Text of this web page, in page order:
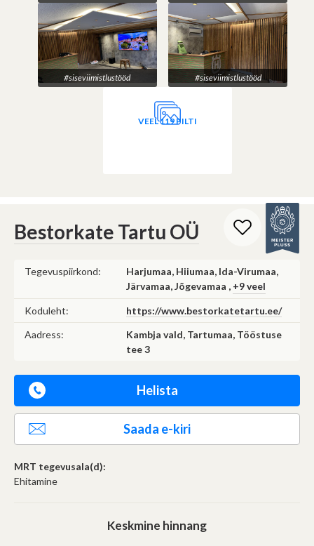
#siseviimistlustööd #siseviimistlustööd
VEEL 119 PILTI
Bestorkate Tartu OÜ
Tegevuspiirkond:
Harjumaa, Hiiumaa, Ida-Virumaa,
Järvamaa, Jõgevamaa , +9 veel
Koduleht:
https://www.bestorkatetartu.ee/
Aadress:
Kambja vald, Tartumaa, Tööstuse
tee 3
Helista
Saada e-kiri
MRT tegevusala(d):
Ehitamine
Keskmine hinnang